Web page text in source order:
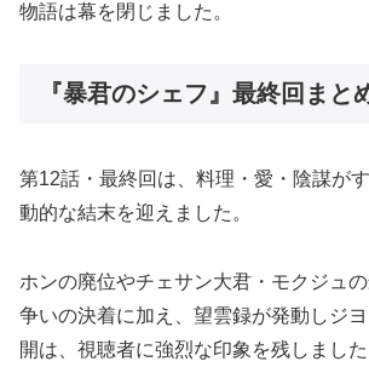
物語は幕を閉じました。
『暴君のシェフ』最終回まと
第12話・最終回は、料理・愛・陰謀が
動的な結末を迎えました。
ホンの廃位やチェサン大君・モクジュ
争いの決着に加え、望雲録が発動しジ
開は、視聴者に強烈な印象を残しました